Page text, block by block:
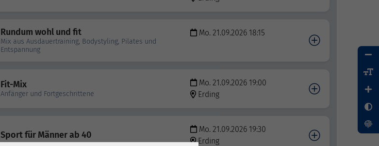
Rundum wohl und fit
Mix aus Ausdauertraining, Bodystyling, Pilates und
Entspannung
Mo. 21.09.2026 18:15
Fit-Mix
Anfänger und Fortgeschrittene
Mo. 21.09.2026 19:00
Erding
Sport für Männer ab 40
Mo. 21.09.2026 19:30
Erding